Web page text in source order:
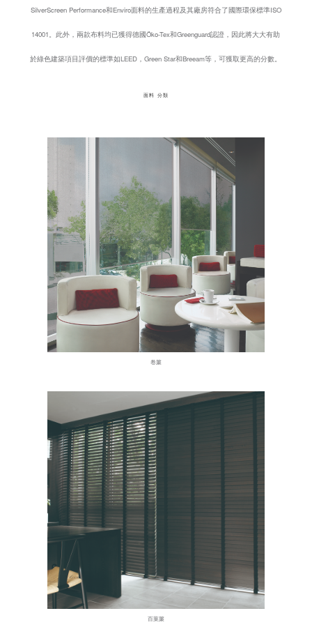
SilverScreen Performance和Enviro面料的生產過程及其廠房符合了國際環保標準ISO
14001。此外，兩款布料均已獲得德國Öko-Tex和Greenguard認證，因此將大大有助
於綠色建築項目評價的標準如LEED，Green Star和Breeam等，可獲取更高的分數。
面料 分類
卷簾
百葉簾